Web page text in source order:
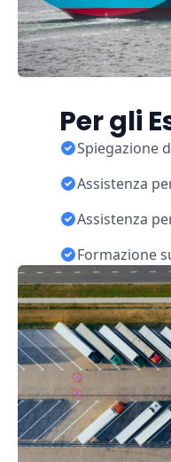
Per gli
Spiegazione
Assistenza
Assistenza
Formazione